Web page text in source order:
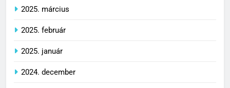
2025. március
2025. február
2025. január
2024. december